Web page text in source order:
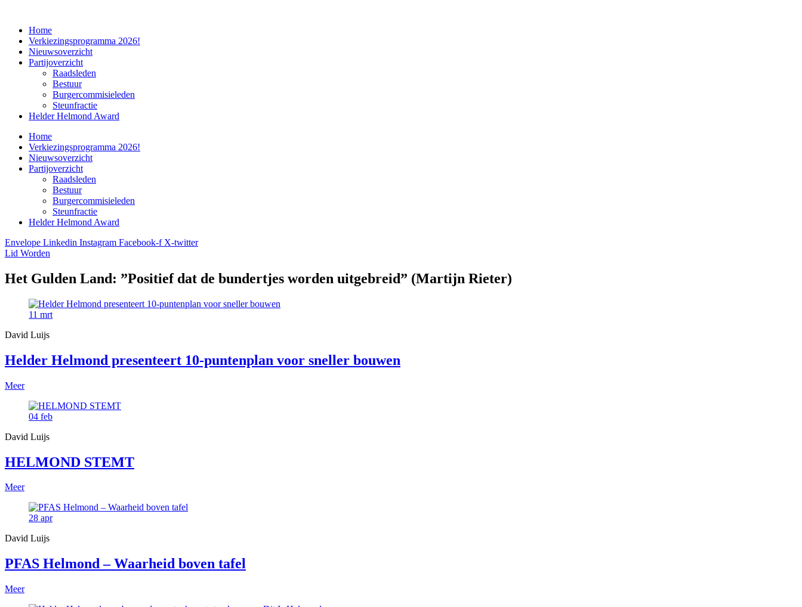
Home
Verkiezingsprogramma 2026!
Nieuwsoverzicht
Partijoverzicht
Raadsleden
Bestuur
Burgercommisieleden
Steunfractie
Helder Helmond Award
Home
Verkiezingsprogramma 2026!
Nieuwsoverzicht
Partijoverzicht
Raadsleden
Bestuur
Burgercommisieleden
Steunfractie
Helder Helmond Award
Envelope Linkedin Instagram Facebook-f X-twitter
Lid Worden
Het Gulden Land: ”Positief dat de bundertjes worden uitgebreid” (Martijn Rieter)
11 mrt
David Luijs
Helder Helmond presenteert 10-puntenplan voor sneller bouwen
Meer
04 feb
David Luijs
HELMOND STEMT
Meer
28 apr
David Luijs
PFAS Helmond – Waarheid boven tafel
Meer